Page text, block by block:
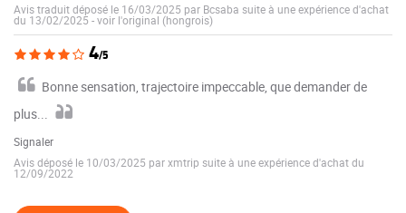
Avis traduit déposé le 16/03/2025 par Bcsaba suite à une expérience d'achat
du 13/02/2025 -voir l'original (hongrois)
4/5
Bonne sensation, trajectoire impeccable, que demander de
plus...
Signaler
Avis déposé le 10/03/2025 par xmtrip suite à une expérience d'achat du
12/09/2022